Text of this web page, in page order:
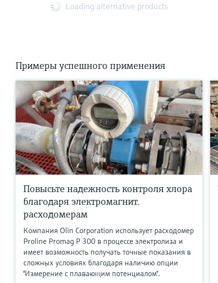
Loading alternative products
Примеры успешного применения
Повысьте надежность контроля хлора
благодаря электромагнит.
расходомерам
Компания Olin Corporation использует расходомер
Proline Promag P 300 в процессе электролиза и
имеет возможность получать точные показания в
сложных условиях благодаря наличию опции
"Измерение с плавающим потенциалом".